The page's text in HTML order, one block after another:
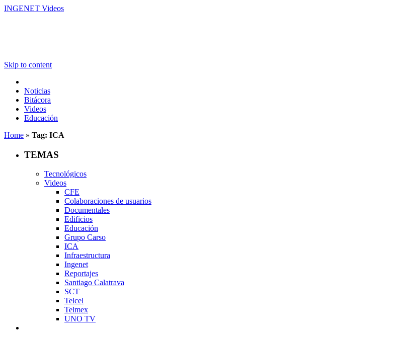
INGENET Videos
Skip to content
Noticias
Bitácora
Videos
Educación
Home » Tag: ICA
TEMAS
Tecnológicos
Videos
CFE
Colaboraciones de usuarios
Documentales
Edificios
Educación
Grupo Carso
ICA
Infraestructura
Ingenet
Reportajes
Santiago Calatrava
SCT
Telcel
Telmex
UNO TV